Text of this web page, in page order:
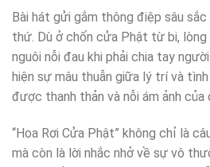
Bài hát gửi gắm thông điệp sâu
thứ. Dù ở chốn cửa Phật từ bi,
nguôi nỗi đau khi phải chia tay
hiện sự mâu thuẫn giữa lý trí và
được thanh thản và nỗi ám ảnh của
“Hoa Rơi Cửa Phật” không chỉ là
mà còn là lời nhắc nhở về sự vô